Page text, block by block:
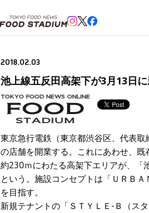
2018.02.03
池上線五反田高架下が3月13日
東京急行電鉄（東京都渋谷区、代表
の店舗を開業する。これにあわせ、
約230ｍにわたる高架下エリアが、「
という。施設コンセプトは「ＵＲＢ
を目指す。
新規テナントの「ＳＴＹＬＥ-Ｂ（ス